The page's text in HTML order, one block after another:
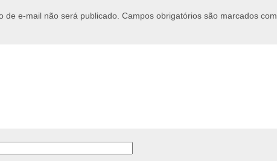
de e-mail não será publicado. Campos obrigatórios são marcados com